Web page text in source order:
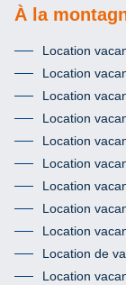
À la
Location
Location
Location
Location
Location
Location
Location
Location
Location
Location de
Location